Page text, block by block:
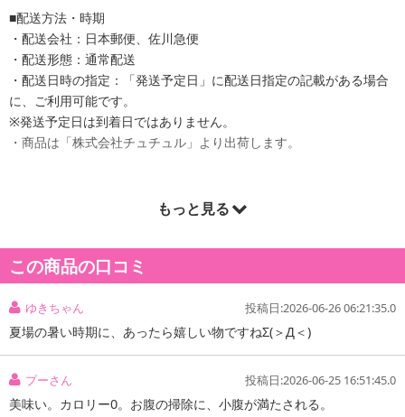
■配送方法・時期
・配送会社：日本郵便、佐川急便
・配送形態：通常配送
・配送日時の指定：「発送予定日」に配送日指定の記載がある場合
に、ご利用可能です。
※発送予定日は到着日ではありません。
・商品は「株式会社チュチュル」より出荷します。
ぷるるん姫 ゼロカロリー くずきり風
ぷるの食感になりました。黒みつも羅漢果エキスを使用して黒みつ
のようなコクとうまみを出しました。砂糖不使用で糖質も1食(115g)
食べても0.7gです。
※あくまでもこんにゃくとマンナンでくずきりのような食感をだし
もっと見る
この商品の口コミ
ゆきちゃん 投稿日:2026-06-26 06:21:35.0
夏場の暑い時期に、あったら嬉しい物ですねΣ(＞Д＜)
プーさん 投稿日:2026-06-25 16:51:45.0
美味い。カロリー0。お腹の掃除に、小腹が満たされる。